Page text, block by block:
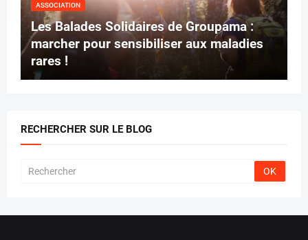
ASSOCIATION
Les Balades Solidaires de Groupama :
marcher pour sensibiliser aux maladies
rares !
RECHERCHER SUR LE BLOG